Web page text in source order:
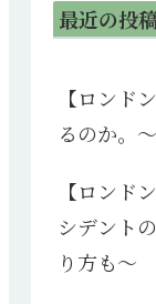
最近の投
【ロンド
るのか。
【ロンド
シデント
り方も～